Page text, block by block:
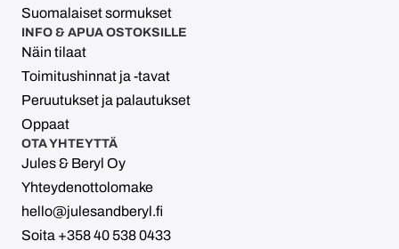
Suomalaiset sormukset
INFO & APUA OSTOKSILLE
Näin tilaat
Toimitushinnat ja -tavat
Peruutukset ja palautukset
Oppaat
OTA YHTEYTTÄ
Jules & Beryl Oy
Yhteydenottolomake
hello@julesandberyl.fi
Soita +358 40 538 0433